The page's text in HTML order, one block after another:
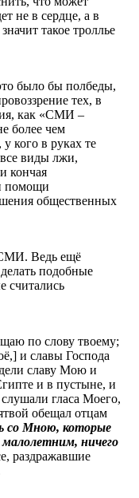
не в сердце, а в
такое троллье
было бы полбеды,
тех, в
как «СМИ –
более чем
кого в руках те
виды лжи,
кончая
помощи
общественных
СМИ. Ведь ещё
подобные
считались
по слову твоему;
и славы Господа
славу Мою и
и в пустыне, и
гласа Моего,
обещал отцам
со Мною, которые
ничего
раздражавшие